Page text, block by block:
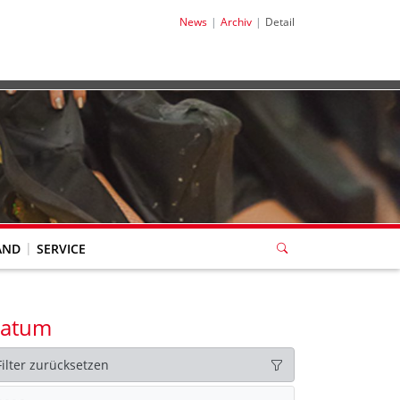
News Archiv Detail
SERVICE
zurücksetzen